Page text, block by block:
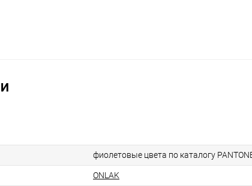
фиолетовые цвета по каталогу
ONLAK